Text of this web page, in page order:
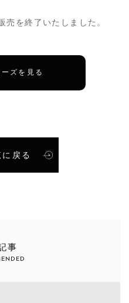
売を終了いたしました。
ズを見る
戻る
事